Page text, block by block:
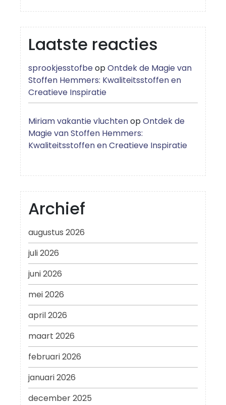
Laatste reacties
sprookjesstofbeopOntdek de Magie van
Stoffen Hemmers: Kwaliteitsstoffen en
Creatieve Inspiratie
Miriam vakantie vluchtenopOntdek de
Magie van Stoffen Hemmers:
Kwaliteitsstoffen en Creatieve Inspiratie
Archief
augustus 2026
juli 2026
juni 2026
mei 2026
april 2026
maart 2026
februari 2026
januari 2026
december 2025